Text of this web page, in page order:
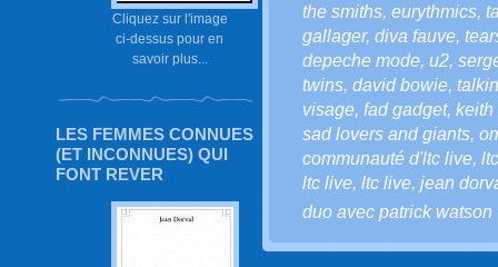
Cliquez sur l'image
ci-dessus pour en
savoir plus...
LES FEMMES CONNUES
(ET INCONNUES) QUI
FONT REVER
the smiths, eurythmics,
gallager, diva fauve,
depeche mode, u2,
twins, david bowie,
visage, fad gadget, keith
sad lovers and giants,
communauté d'ltc live,
ltc live, ltc live, jean
duo avec patrick watson